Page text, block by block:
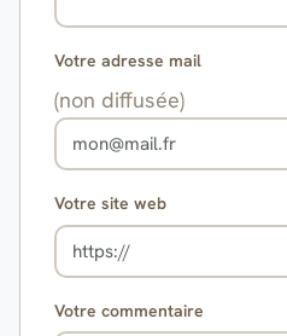
Votre adresse mail
(non diffusée)
Votre site web
Votre commentaire